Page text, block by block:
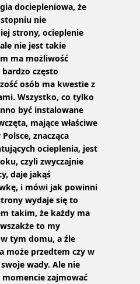
dociepleniowa, że
nie
strony, ocieplenie
nie jest takie
ma możliwość
często
osób ma kwestie z
Wszystko, co tylko
być instalowane
mające właściwe
znacząca
ocieplenia, jest
czyli zwyczajnie
daje jakąś
i mówi jak powinni
wydaje się to
takim, że każdy ma
to my
tym domu, a źle
może przedtem czy w
wady. Ale nie
zajmować